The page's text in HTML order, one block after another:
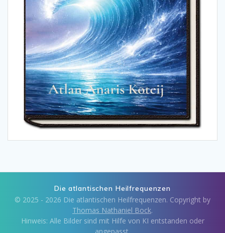
Die atlantischen Heilfrequenzen
© 2025 - 2026 Die atlantischen Heilfrequenzen. Copyright by
Thomas Nathaniel Bock.
Hinweis: Alle Bilder sind mit Hilfe von KI entstanden oder